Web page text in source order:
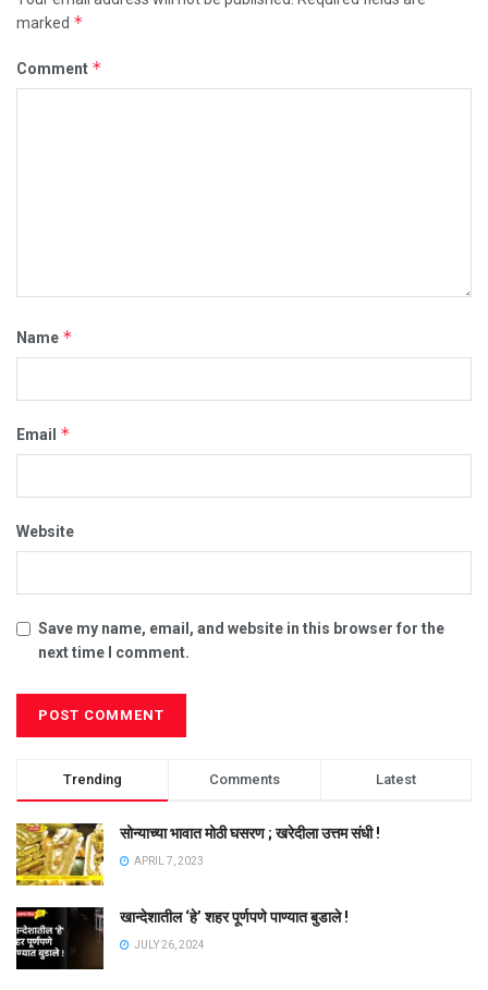
marked *
Comment *
Name *
Email *
Website
Save my name, email, and website in this browser for the
next time I comment.
Trending Comments Latest
सोन्याच्या भावात मोठी घसरण ; खरेदीला उत्तम संधी !
APRIL 7, 2023
खान्देशातील ‘हे’ शहर पूर्णपणे पाण्यात बुडाले !
JULY 26, 2024